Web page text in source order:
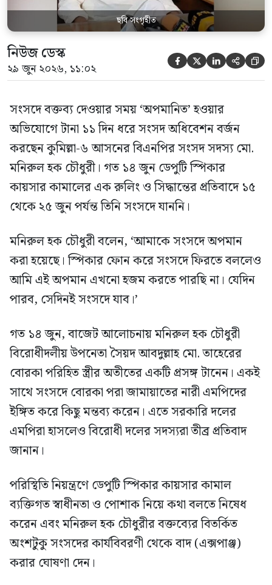
ছবি সংগৃহীত
নিউজ ডেস্ক
২৯ জুন ২০২৬, ১১:০২     
সংসদে বক্তব্য দেওয়ার সময় ‘অপমানিত’ হওয়ার
অভিযোগে টানা ১১ দিন ধরে সংসদ অধিবেশন বর্জন
করছেন কুমিল্লা-৬ আসনের বিএনপির সংসদ সদস্য মো.
মনিরুল হক চৌধুরী। গত ১৪ জুন ডেপুটি স্পিকার
কায়সার কামালের এক রুলিং ও সিদ্ধান্তের প্রতিবাদে ১৫
থেকে ২৫ জুন পর্যন্ত তিনি সংসদে যাননি।
মনিরুল হক চৌধুরী বলেন, ‘আমাকে সংসদে অপমান
করা হয়েছে। স্পিকার ফোন করে সংসদে ফিরতে বললেও
আমি এই অপমান এখনো হজম করতে পারছি না। যেদিন
পারব, সেদিনই সংসদে যাব।’
গত ১৪ জুন, বাজেট আলোচনায় মনিরুল হক চৌধুরী
বিরোধীদলীয় উপনেতা সৈয়দ আবদুল্লাহ মো. তাহেরের
বোরকা পরিহিত স্ত্রীর অতীতের একটি প্রসঙ্গ টানেন। একই
সাথে সংসদে বোরকা পরা জামায়াতের নারী এমপিদের
ইঙ্গিত করে কিছু মন্তব্য করেন। এতে সরকারি দলের
এমপিরা হাসলেও বিরোধী দলের সদস্যরা তীব্র প্রতিবাদ
জানান।
পরিস্থিতি নিয়ন্ত্রণে ডেপুটি স্পিকার কায়সার কামাল
ব্যক্তিগত স্বাধীনতা ও পোশাক নিয়ে কথা বলতে নিষেধ
করেন এবং মনিরুল হক চৌধুরীর বক্তব্যের বিতর্কিত
অংশটুকু সংসদের কার্যবিবরণী থেকে বাদ (এক্সপাঞ্জ)
করার ঘোষণা দেন।